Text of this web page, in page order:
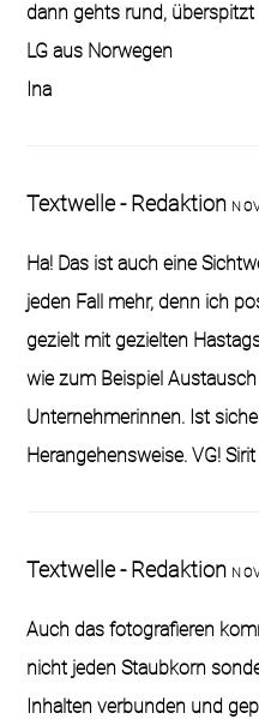
dann gehts rund, überspitzt
LG aus Norwegen
Ina
Textwelle - Redaktion
Ha! Das ist auch eine
jeden Fall mehr, denn ich
gezielt mit gezielten
wie zum Beispiel
Unternehmerinnen. Ist
Herangehensweise. VG! Sirit
Textwelle - Redaktion
Auch das fotografieren
nicht jeden Staubkorn
Inhalten verbunden und